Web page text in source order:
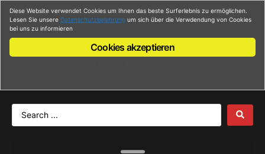
Anmelden
Diese Website verwendet Cookies um Ihnen das beste Surferlebnis zu ermöglichen.
Lesen Sie unsere Datenschutzbelehrung um sich über die Verwdendung von Cookies
bei uns zu informieren
Cookies akzeptieren